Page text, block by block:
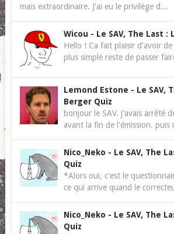
mais extraordinaire. J'ai eu le privilège d...
Wicou - Le SAV, The Last :
Hello ! Ca fait plaisir d'avoir
plus simple reste de passer
Lemond Estone - Le SAV,
Berger Quiz
bonjour le SAV. j'avais arrêté
avant la fin de l'émission. puis
Nico_Neko - Le SAV, The
Quiz
*Alors oui, c'est le
ce qui arrive quand le
Nico_Neko - Le SAV, The
Quiz